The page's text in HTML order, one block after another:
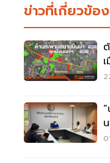
ข่าวที่เกี่ยวข้อง